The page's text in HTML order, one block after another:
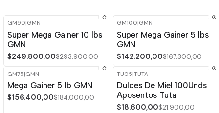
-15%
GM90|GMN
Super Mega Gainer 10 lbs
GMN
$249.800,00$293.900,00
OFF
GM100|GMN
Super Mega Gainer 5 lbs
GMN
$142.200,00$167.300,00
-15% OFF
GM75|GMN
Mega Gainer 5 lb GMN
$156.400,00$184.000,00
-15% OFF
TU05|TUTA
Dulces De Miel 100Unds
Aposentos Tuta
$18.600,00$21.900,00